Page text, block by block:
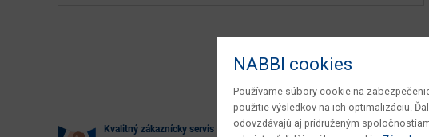
Kvalitný zákaznícky servis
NABBI cookies
Používame súbory cookie na
použitie výsledkov na ich optimalizáciu.
odovzdávajú aj pridruženým